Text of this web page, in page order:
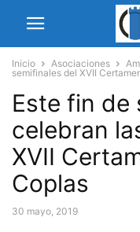
Inicio Asociaciones
semifinales del XVII
Este fin de
celebran
XVII
Coplas
30 mayo, 2019